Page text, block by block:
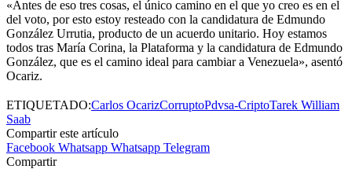
«Antes de eso tres cosas, el único camino en el que yo creo es en el
del voto, por esto estoy resteado con la candidatura de Edmundo
González Urrutia, producto de un acuerdo unitario. Hoy estamos
todos tras María Corina, la Plataforma y la candidatura de Edmundo
González, que es el camino ideal para cambiar a Venezuela», asentó
Ocariz.
ETIQUETADO:Carlos OcarizCorruptoPdvsa-CriptoTarek William
Saab
Compartir este artículo
Facebook Whatsapp Whatsapp Telegram
Compartir